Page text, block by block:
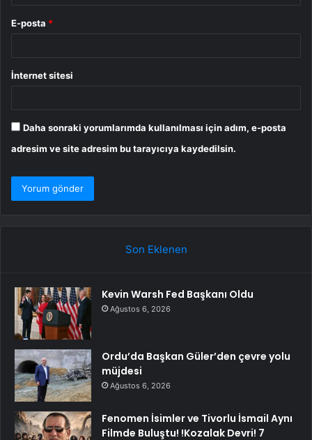
E-posta *
İnternet sitesi
Daha sonraki yorumlarımda kullanılması için adım, e-posta
adresim ve site adresim bu tarayıcıya kaydedilsin.
Son Eklenen
Kevin Warsh Fed Başkanı Oldu
Ağustos 6, 2026
Ordu’da Başkan Güler’den çevre yolu
müjdesi
Ağustos 6, 2026
Fenomen İsimler ve Tivorlu İsmail Aynı
Filmde Buluştu! !Kozalak Devri! 7